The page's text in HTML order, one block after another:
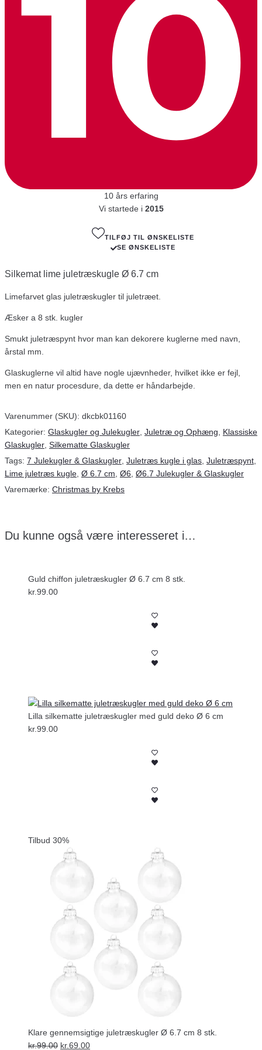
10 års erfaring
Vi startede i 2015
TILFØJ TIL ØNSKELISTE
SE ØNSKELISTE
Silkemat lime juletræskugle Ø 6.7 cm
Limefarvet glas juletræskugler til juletræet.
Æsker a 8 stk. kugler
Smukt juletræspynt hvor man kan dekorere kuglerne med navn,
årstal mm.
Glaskuglerne vil altid have nogle ujævnheder, hvilket ikke er fejl,
men en natur procesdure, da dette er håndarbejde.
Varenummer (SKU): dkcbk01160
Kategorier: Glaskugler og Julekugler Juletræ og Ophæng
Klassiske
Glaskugler Silkematte Glaskugler
Tags: 7 Julekugler & Glaskugler Juletræs kugle i glas Juletræspynt
Lime juletræs kugle Ø 6.7 cm Ø6 Ø6.7 Julekugler & Glaskugler
Varemærke: Christmas by Krebs
Du kunne også være interesseret i…
Guld chiffon juletræskugler Ø 6.7 cm 8 stk.
kr.99.00
Lilla silkematte juletræskugler med guld deko Ø 6 cm
kr.99.00
Tilbud 30%
Klare gennemsigtige juletræskugler Ø 6.7 cm 8 stk.
kr.99.00 Den
kr.69.00Den